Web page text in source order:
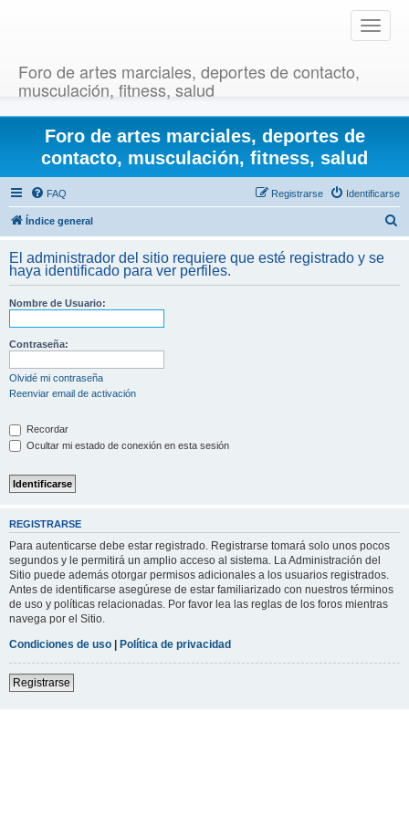
T
o
e
v
i
g
i
o
Foro de artes marciales, deportes de contacto,
musculación, fitness, salud
Foro de artes marciales, deportes de
contacto, musculación, fitness, salud
FAQ Identificarse
Registrarse
Índice general
c
El administrador del sitio requiere que esté registrado y se
haya identificado para ver perfiles.
Nombre de Usuario:
Contraseña:
Olvidé mi contraseña
Reenviar email de activación
Recordar
Ocultar mi estado de conexión en esta sesión
REGISTRARSE
Para autenticarse debe estar registrado. Registrarse tomará solo unos pocos
segundos y le permitirá un amplio acceso al sistema. La Administración del
Sitio puede además otorgar permisos adicionales a los usuarios registrados.
Antes de identificarse asegúrese de estar familiarizado con nuestros términos
de uso y políticas relacionadas. Por favor lea las reglas de los foros mientras
navega por el Sitio.
Condiciones de uso | Política de privacidad
Registrarse